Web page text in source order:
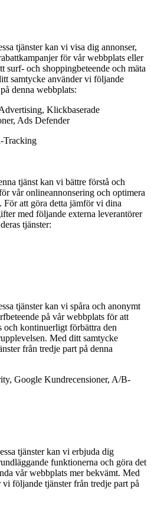
tjänster kan vi visa dig annonser,
för vår webbplats eller
surf- och shoppingbeteende och mäta
samtycke använder vi följande
denna webbplats:
Klickbaserade
Ads Defender
Tracking
tjänst kan vi bättre förstå och
vår onlineannonsering och optimera
För att göra detta jämför vi dina
med följande externa leverantörer
tjänster:
tjänster kan vi spåra och anonymt
på vår webbplats för att
och kontinuerligt förbättra den
Med ditt samtycke
från tredje part på denna
Google Kundrecensioner, A/B-
tjänster kan vi erbjuda dig
funktionerna och göra det
vår webbplats mer bekvämt. Med
följande tjänster från tredje part på